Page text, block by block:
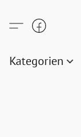
Kategorien